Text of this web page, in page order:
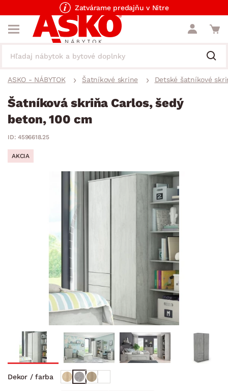
Zatvárame predajňu v Nitre
ASKO - NÁBYTOK Šatníkové skrine Detské šatníkové
Šatníková skriňa Carlos, šedý
beton, 100 cm
ID: 4596618.25
AKCIA
Dekor / farba